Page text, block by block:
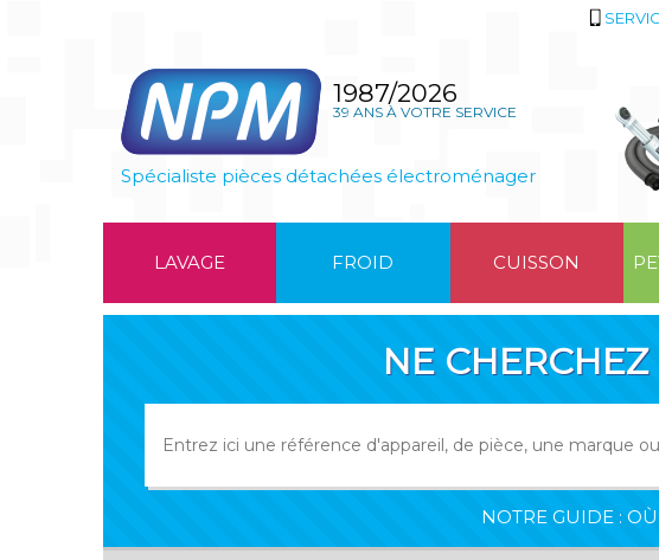
1987/2026
39 ANS À VOTRE SERVICE
Spécialiste pièces détachées électroménager
LAVAGE FROID CUISSON
NE
NOTRE GUIDE :